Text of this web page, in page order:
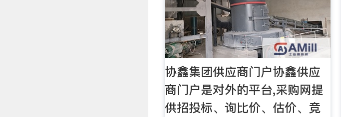
协鑫集团供应商门户协鑫供应
商门户是对外的平台,采购网提
供招投标、询比价、估价、竞